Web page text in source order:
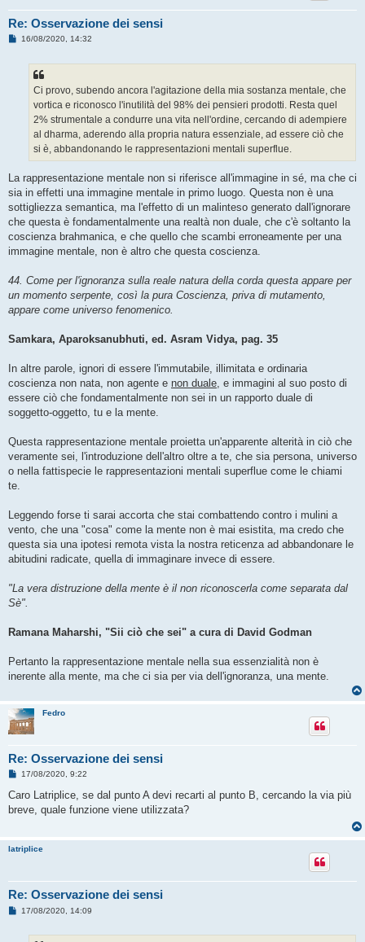
Re: Osservazione dei sensi
M
16/08/2020, 14:32
Ci provo, subendo ancora l'agitazione della mia sostanza mentale, che
vortica e riconosco l'inutilità del 98% dei pensieri prodotti. Resta quel
2% strumentale a condurre una vita nell'ordine, cercando di adempiere
al dharma, aderendo alla propria natura essenziale, ad essere ciò che
si è, abbandonando le rappresentazioni mentali superflue.
La rappresentazione mentale non si riferisce all'immagine in sé, ma che ci
sia in effetti una immagine mentale in primo luogo. Questa non è una
sottigliezza semantica, ma l'effetto di un malinteso generato dall'ignorare
che questa è fondamentalmente una realtà non duale, che c'è soltanto la
coscienza brahmanica, e che quello che scambi erroneamente per una
immagine mentale, non è altro che questa coscienza.
44. Come per l'ignoranza sulla reale natura della corda questa appare per
un momento serpente, così la pura Coscienza, priva di mutamento,
appare come universo fenomenico.
Samkara, Aparoksanubhuti, ed. Asram Vidya, pag. 35
In altre parole, ignori di essere l'immutabile, illimitata e ordinaria
coscienza non nata, non agente e non duale , e immagini al suo posto di
essere ciò che fondamentalmente non sei in un rapporto duale di
soggetto-oggetto, tu e la mente.
Questa rappresentazione mentale proietta un'apparente alterità in ciò che
veramente sei, l'introduzione dell'altro oltre a te, che sia persona, universo
o nella fattispecie le rappresentazioni mentali superflue come le chiami
te.
Leggendo forse ti sarai accorta che stai combattendo contro i mulini a
vento, che una "cosa" come la mente non è mai esistita, ma credo che
questa sia una ipotesi remota vista la nostra reticenza ad abbandonare le
abitudini radicate, quella di immaginare invece di essere.
"La vera distruzione della mente è il non riconoscerla come separata dal
Sè".
Ramana Maharshi, "Sii ciò che sei" a cura di David Godman
Pertanto la rappresentazione mentale nella sua essenzialità non è
inerente alla mente, ma che ci sia per via dell'ignoranza, una mente.
Fedro
Re: Osservazione dei sensi
M
s
a
i
o
17/08/2020, 9:22
Caro Latriplice, se dal punto A devi recarti al punto B, cercando la via più
breve, quale funzione viene utilizzata?
latriplice
Re: Osservazione dei sensi
M17/08/2020, 14:09